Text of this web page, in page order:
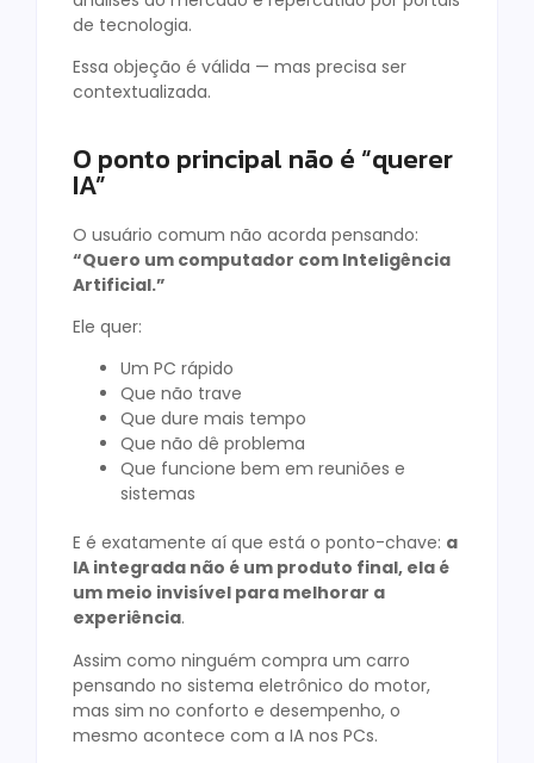
de tecnologia.
Essa objeção é válida — mas precisa ser
contextualizada.
O ponto principal não é “querer
IA”
O usuário comum não acorda pensando:
“Quero um computador com Inteligência
Artificial.”
Ele quer:
Um PC rápido
Que não trave
Que dure mais tempo
Que não dê problema
Que funcione bem em reuniões e
sistemas
E é exatamente aí que está o ponto-chave: a
IA integrada não é um produto final, ela é
um meio invisível para melhorar a
experiência.
Assim como ninguém compra um carro
pensando no sistema eletrônico do motor,
mas sim no conforto e desempenho, o
mesmo acontece com a IA nos PCs.